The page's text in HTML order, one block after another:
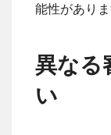
能性がありま
異なる
い